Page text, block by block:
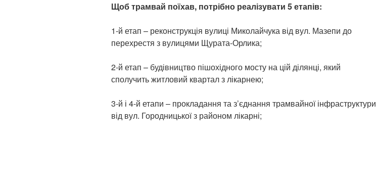
Щоб трамвай поїхав, потрібно реалізувати 5 етапів:
1-й етап – реконструкція вулиці Миколайчука від вул. Мазепи до
перехрестя з вулицями Щурата-Орлика;
2-й етап – будівництво пішохідного мосту на цій ділянці, який
сполучить житловий квартал з лікарнею;
3-й і 4-й етапи – прокладання та з’єднання трамвайної інфраструктури
від вул. Городницької з районом лікарні;